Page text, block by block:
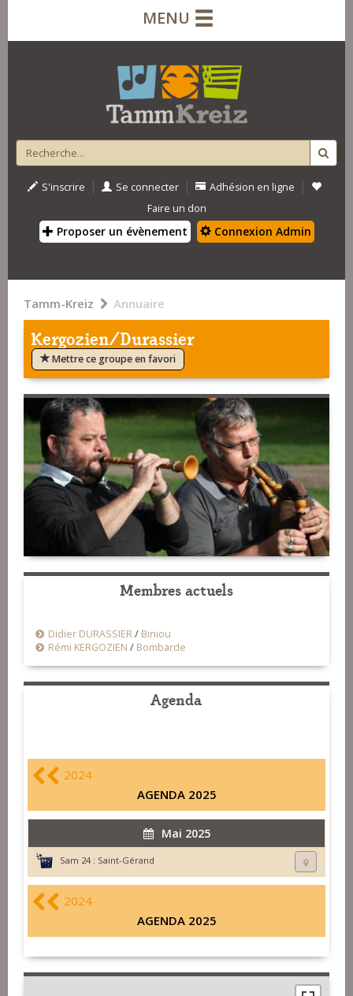
MENU
S'inscrire | Se connecter | Adhésion en ligne |
Faire un don
Proposer un évènement Connexion Admin
Tamm-Kreiz Annuaire
Kergozien/Durassier
Mettre ce groupe en favori
Membres actuels
Didier DURASSIER/ Biniou
Rémi KERGOZIEN / Bombarde
Agenda
2024
AGENDA 2025
Mai 2025
Sam 24 : Saint-Gérand
2024
AGENDA 2025